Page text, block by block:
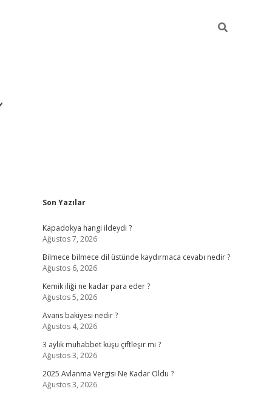
Sidebar
Son Yazılar
Kapadokya hangi ildeydi ?
Ağustos 7, 2026
Bilmece bilmece dil üstünde kaydırmaca cevabı nedir ?
Ağustos 6, 2026
Kemik iliği ne kadar para eder ?
Ağustos 5, 2026
Avans bakiyesi nedir ?
Ağustos 4, 2026
3 aylık muhabbet kuşu çiftleşir mi ?
Ağustos 3, 2026
2025 Avlanma Vergisi Ne Kadar Oldu ?
Ağustos 3, 2026